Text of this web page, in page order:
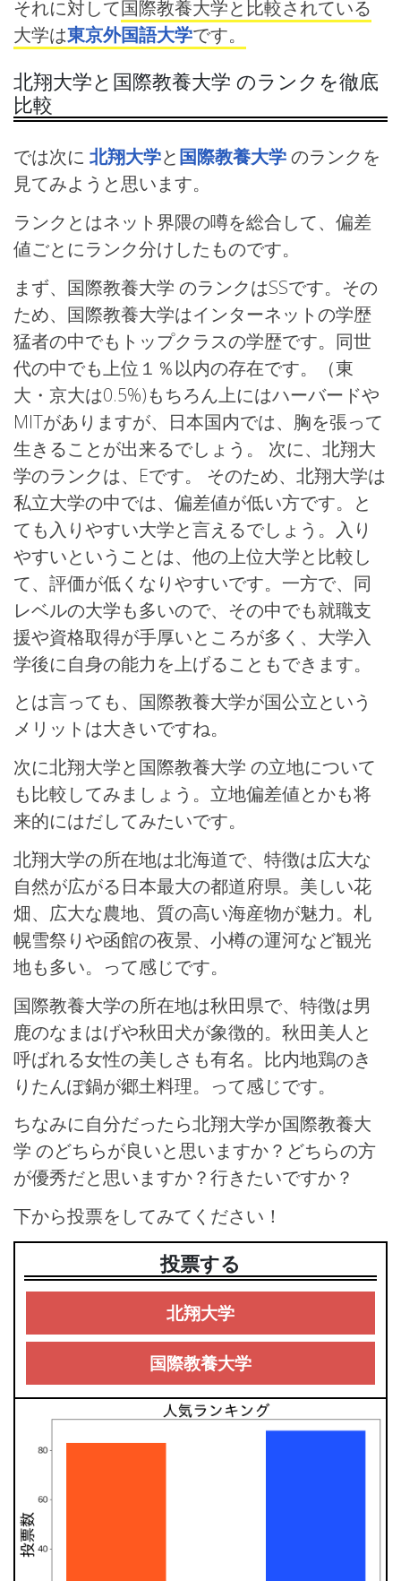
それに対して国際教養大学と比較されている
大学は東京外国語大学です。
北翔大学と国際教養大学 のランクを徹底
比較
では次に 北翔大学と国際教養大学のランクを
見てみようと思います。
ランクとはネット界隈の噂を総合して、偏差
値ごとにランク分けしたものです。
まず、国際教養大学 のランクはSSです。その
ため、国際教養大学はインターネットの学歴
猛者の中でもトップクラスの学歴です。同世
代の中でも上位１％以内の存在です。（東
大・京大は0.5%)もちろん上にはハーバードや
MITがありますが、日本国内では、胸を張って
生きることが出来るでしょう。 次に、北翔大
学のランクは、Eです。 そのため、北翔大学は
私立大学の中では、偏差値が低い方です。と
ても入りやすい大学と言えるでしょう。入り
やすいということは、他の上位大学と比較し
て、評価が低くなりやすいです。一方で、同
レベルの大学も多いので、その中でも就職支
援や資格取得が手厚いところが多く、大学入
学後に自身の能力を上げることもできます。
とは言っても、国際教養大学が国公立という
メリットは大きいですね。
次に北翔大学と国際教養大学 の立地について
も比較してみましょう。立地偏差値とかも将
来的にはだしてみたいです。
北翔大学の所在地は北海道で、特徴は広大な
自然が広がる日本最大の都道府県。美しい花
畑、広大な農地、質の高い海産物が魅力。札
幌雪祭りや函館の夜景、小樽の運河など観光
地も多い。って感じです。
国際教養大学の所在地は秋田県で、特徴は男
鹿のなまはげや秋田犬が象徴的。秋田美人と
呼ばれる女性の美しさも有名。比内地鶏のき
りたんぽ鍋が郷土料理。って感じです。
ちなみに自分だったら北翔大学か国際教養大
学 のどちらが良いと思いますか？どちらの方
が優秀だと思いますか？行きたいですか？
下から投票をしてみてください！
投票する
北翔大学
国際教養大学